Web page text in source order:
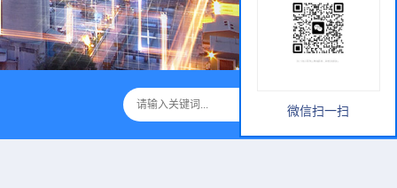
微信扫一扫